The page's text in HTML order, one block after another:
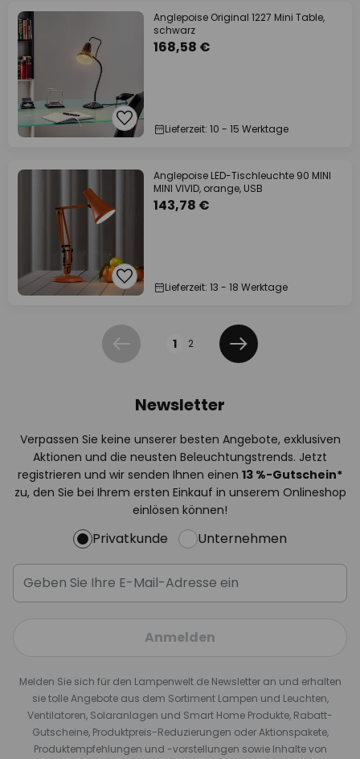
Anglepoise Original 1227 Mini Table,
schwarz
168,58 €
Lieferzeit: 10 - 15 Werktage
Anglepoise LED-Tischleuchte 90 MINI
MINI VIVID, orange, USB
143,78 €
Lieferzeit: 13 - 18 Werktage
Zurück 1 2
Weiter
Newsletter
Verpassen Sie keine unserer besten Angebote, exklusiven
Aktionen und die neusten Beleuchtungstrends. Jetzt
registrieren und wir senden Ihnen einen 13 %-Gutschein*
zu, den Sie bei Ihrem ersten Einkauf in unserem Onlineshop
einlösen können!
Privatkunde Unternehmen
Anmelden
Melden Sie sich für den Lampenwelt.de Newsletter an und erhalten
sie tolle Angebote aus dem Sortiment Lampen und Leuchten,
Ventilatoren, Solaranlagen und Smart Home Produkte, Rabatt-
Gutscheine, Produktpreis-Reduzierungen oder Aktionspakete,
Produktempfehlungen und -vorstellungen sowie Inhalte von